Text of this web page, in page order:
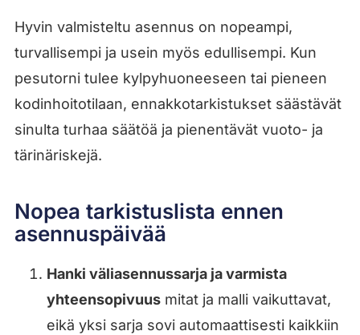
Hyvin valmisteltu asennus on nopeampi,
turvallisempi ja usein myös edullisempi. Kun
pesutorni tulee kylpyhuoneeseen tai pieneen
kodinhoitotilaan, ennakkotarkistukset säästävät
sinulta turhaa säätöä ja pienentävät vuoto- ja
tärinäriskejä.
Nopea tarkistuslista ennen
asennuspäivää
Hanki väliasennussarja ja varmista
yhteensopivuusmitat ja malli vaikuttavat,
eikä yksi sarja sovi automaattisesti kaikkiin